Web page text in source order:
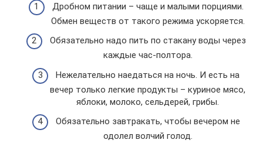
Дробном питании – чаще и малыми порциями.
Обмен веществ от такого режима ускоряется.
Обязательно надо пить по стакану воды через
каждые час-полтора.
Нежелательно наедаться на ночь. И есть на
вечер только легкие продукты – куриное мясо,
яблоки, молоко, сельдерей, грибы.
Обязательно завтракать, чтобы вечером не
одолел волчий голод.